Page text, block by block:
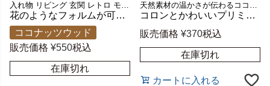
入れ物 リビング 玄関 レトロ モダン アジアンインテリア ホテル サロン 店舗ディスプレイ かわいい フラワーモチーフ 南国 ヤシの実 椰子 ハンドメイド 手作り プレゼント ギフト
花のようなフォルムが可愛いココナッツのデコレーションボウル 約W12×D12×H7cm [10359]
ココナッツウッド
販売価格 ¥550税込
在庫切れ
天然素材の温かさが伝わるココナッツ製ひしゃく
コロンとかわいいプリミティブなココナッツ製ひしゃく 約W13×D7×H43cm [10358]
販売価格 ¥370税込
在庫切れ
カートに入れる